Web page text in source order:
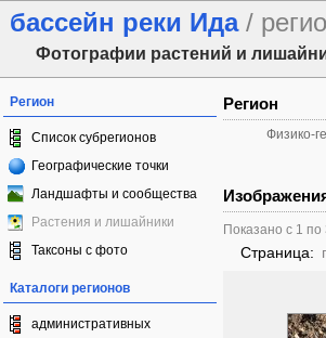
бассейн реки Ида/
Фотографии растений и
Регион
Список субрегионов
Географические точки
Ландшафты и сообщества
Растения и лишайники
Таксоны с фото
Каталоги регионов
административных
Регион
Физико-
Показано с 1
Страница: